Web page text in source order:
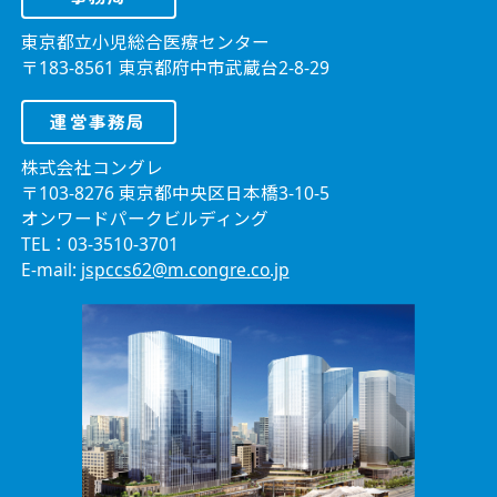
東京都立小児総合医療センター
〒183-8561 東京都府中市武蔵台2-8-29
運営事務局
株式会社コングレ
〒103-8276 東京都中央区日本橋3-10-5
オンワードパークビルディング
TEL：03-3510-3701
E-mail: jspccs62@m.congre.co.jp